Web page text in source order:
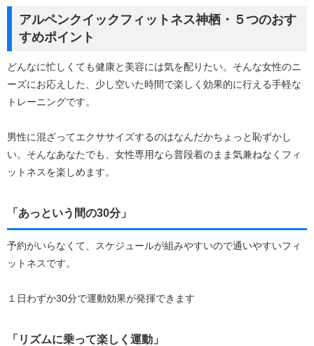
アルペンクイックフィットネス神栖・５つのおす
すめポイント
どんなに忙しくても健康と美容には気を配りたい。そんな女性のニ
ーズにお応えした、少し空いた時間で楽しく効果的に行える手軽な
トレーニングです。
男性に混ざってエクササイズするのはなんだかちょっと恥ずかし
い。そんなあなたでも、女性専用なら普段着のまま気兼ねなくフィ
ットネスを楽しめます。
「あっという間の30分」
予約がいらなくて、スケジュールが組みやすいので通いやすいフィ
ットネスです。
１日わずか30分で運動効果が発揮できます
「リズムに乗って楽しく運動」